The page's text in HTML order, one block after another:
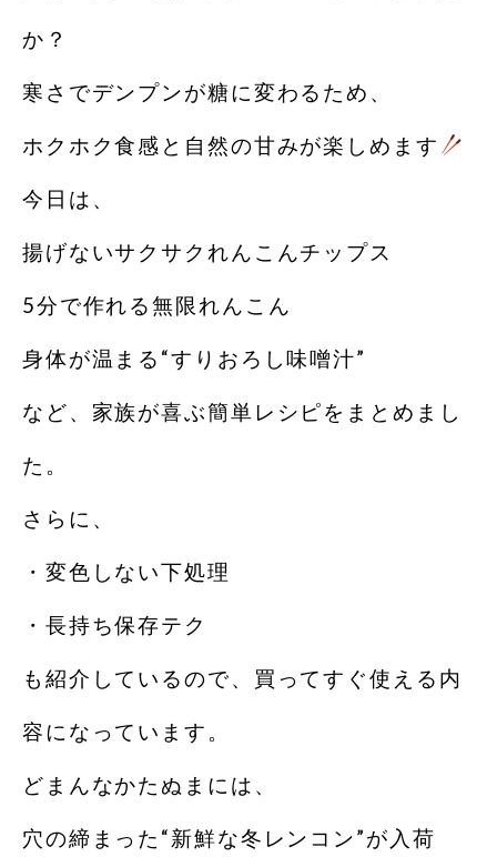
か？
寒さでデンプンが糖に変わるため、
ホクホク食感と自然の甘みが楽しめます
今日は、
揚げないサクサクれんこんチップス
5分で作れる無限れんこん
身体が温まる“すりおろし味噌汁”
など、家族が喜ぶ簡単レシピをまとめまし
た。
さらに、
・変色しない下処理
・長持ち保存テク
も紹介しているので、買ってすぐ使える内
容になっています。
どまんなかたぬまには、
穴の締まった“新鮮な冬レンコン”が入荷